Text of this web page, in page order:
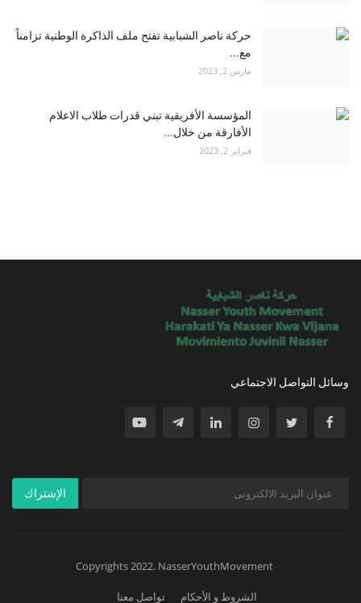
حركة ناصر الشبابية تفتح ملف الذاكرة الوطنية تزامناً
مع...
مارس 2, 2023
المؤسسة الأفريقية تبني قدرات طلاب الاعلام
الأفارقة من خلال...
فبراير 2, 2023
وسائل التواصل الاجتماعي
الإشتراك
Copyrights 2022. NasserYouthMovement
الشروط و الأحكام تواصل معنا